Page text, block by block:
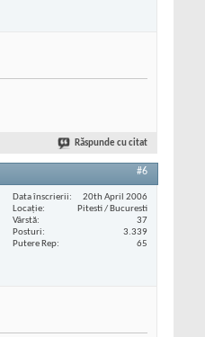
Răspunde cu citat
#6
Data înscrierii
20th April 2006
Locaţie
Pitesti / Bucuresti
Vârstă
37
Posturi
3.339
Putere Rep
65